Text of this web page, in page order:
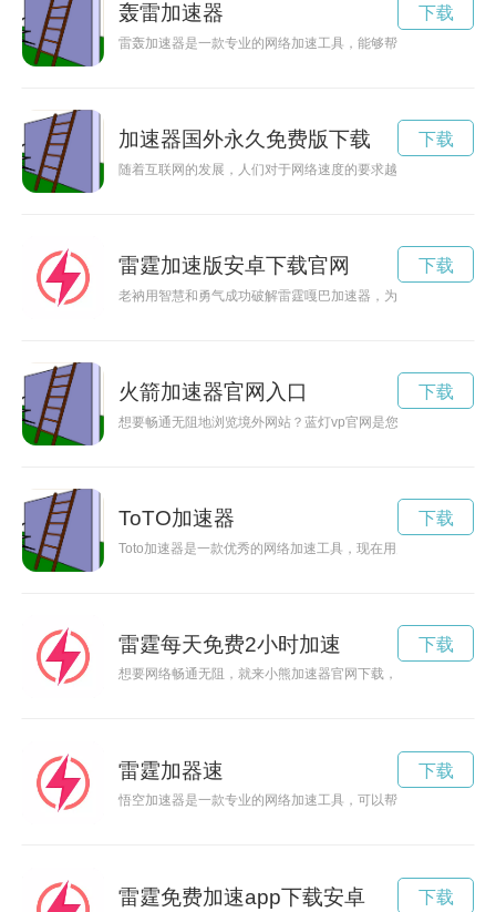
轰雷加速器
雷轰加速器是一款专业的网络加速工具，能够帮助用户解决网
下载
加速器国外永久免费版下载
随着互联网的发展，人们对于网络速度的要求越来越高，加速
下载
雷霆加速版安卓下载官网
老衲用智慧和勇气成功破解雷霆嘎巴加速器，为用户提供更快速
下载
火箭加速器官网入口
想要畅通无阻地浏览境外网站？蓝灯vp官网是您的最佳选择！
下载
ToTO加速器
Toto加速器是一款优秀的网络加速工具，现在用户可以免费使
下载
雷霆每天免费2小时加速
想要网络畅通无阻，就来小熊加速器官网下载，让您的网络体验
下载
雷霆加器速
悟空加速器是一款专业的网络加速工具，可以帮助用户在网络
下载
雷霆免费加速app下载安卓 下载